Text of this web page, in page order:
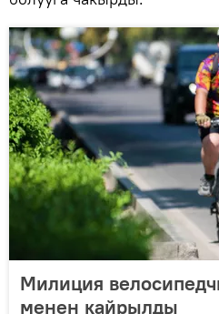
Милиция
менен кайрылды